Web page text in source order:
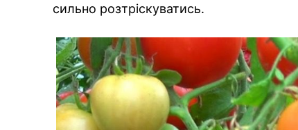
сильно розтріскуватись.